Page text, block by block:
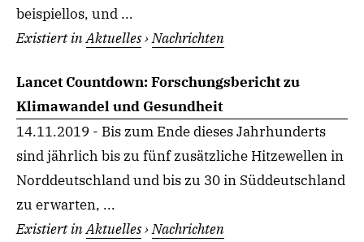
beispiellos, und ...
Existiert inAktuelles›Nachrichten
Lancet Countdown: Forschungsbericht zu
Klimawandel und Gesundheit
14.11.2019 - Bis zum Ende dieses Jahrhunderts
sind jährlich bis zu fünf zusätzliche Hitzewellen in
Norddeutschland und bis zu 30 in Süddeutschland
zu erwarten, ...
Existiert inAktuelles›Nachrichten